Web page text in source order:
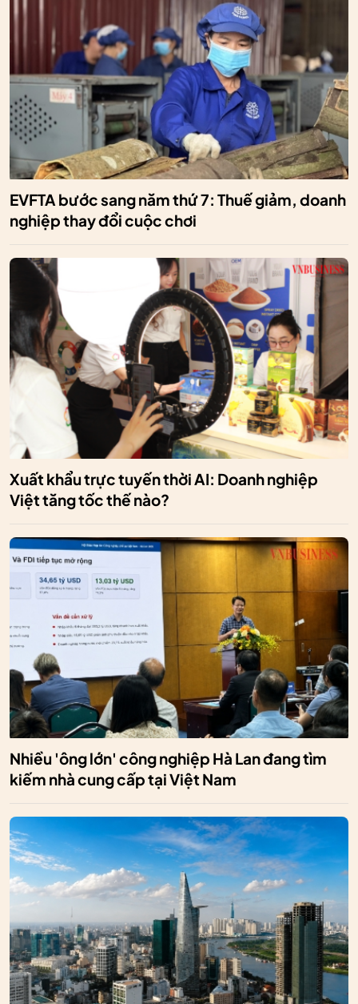
EVFTA bước sang năm thứ 7: Thuế giảm, doanh
nghiệp thay đổi cuộc chơi
Xuất khẩu trực tuyến thời AI: Doanh nghiệp
Việt tăng tốc thế nào?
Nhiều 'ông lớn' công nghiệp Hà Lan đang tìm
kiếm nhà cung cấp tại Việt Nam